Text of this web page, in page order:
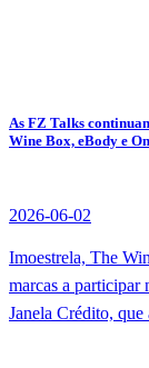
As FZ Talks
Wine Box, eBody e
2026-06-02
Imoestrela, The
marcas a participar
Janela Crédito,